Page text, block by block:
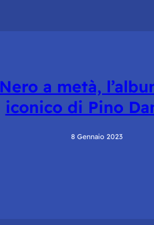
Nero a metà,
iconico di Pino
8 Gennaio 2023